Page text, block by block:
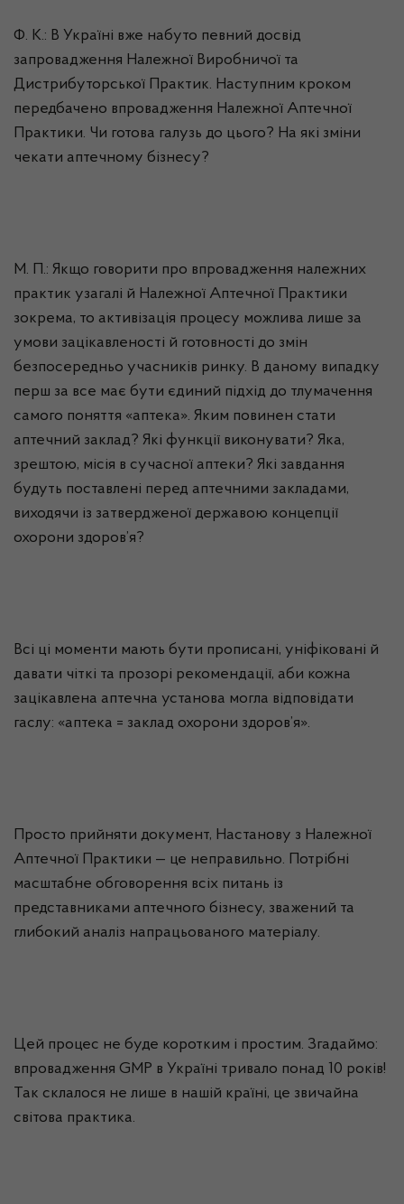
Ф. К.: В Україні вже набуто певний досвід
запровадження Належної Виробничої та
Дистрибуторської Практик. Наступним кроком
передбачено впровадження Належної Аптечної
Практики. Чи готова галузь до цього? На які зміни
чекати аптечному бізнесу?
М. П.: Якщо говорити про впровадження належних
практик узагалі й Належної Аптечної Практики
зокрема, то активізація процесу можлива лише за
умови зацікавленості й готовності до змін
безпосередньо учасників ринку. В даному випадку
перш за все має бути єдиний підхід до тлумачення
самого поняття «аптека». Яким повинен стати
аптечний заклад? Які функції виконувати? Яка,
зрештою, місія в сучасної аптеки? Які завдання
будуть поставлені перед аптечними закладами,
виходячи із затвердженої державою концепції
охорони здоров’я?
Всі ці моменти мають бути прописані, уніфіковані й
давати чіткі та прозорі рекомендації, аби кожна
зацікавлена аптечна установа могла відповідати
гаслу: «аптека = заклад охорони здоров’я».
Просто прийняти документ, Настанову з Належної
Аптечної Практики — це неправильно. Потрібні
масштабне обговорення всіх питань із
представниками аптечного бізнесу, зважений та
глибокий аналіз напрацьованого матеріалу.
Цей процес не буде коротким і простим. Згадаймо:
впровадження GMP в Україні тривало понад 10 років!
Так склалося не лише в нашій країні, це звичайна
світова практика.